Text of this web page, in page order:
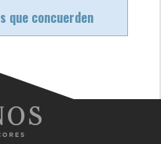
que concuerden